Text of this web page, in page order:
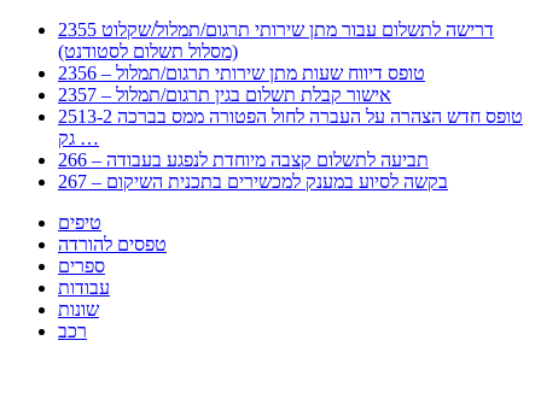
2355 דרישה לתשלום עבור מתן שירותי תרגום/תמלול/שקלוט
(מסלול תשלום לסטודנט)
2356 – טופס דיווח שעות מתן שירותי תרגום/תמלול
2357 – אישור קבלת תשלום בגין תרגום/תמלול
2513-2 טופס חדש הצהרה על העברה לחול הפטורה ממס בברכה
גק …
266 – תביעה לתשלום קצבה מיוחדת לנפגע בעבודה
267 – בקשה לסיוע במענק למכשירים בתכנית השיקום
טיפים
טפסים להורדה
ספרים
עבודות
שונות
רכב